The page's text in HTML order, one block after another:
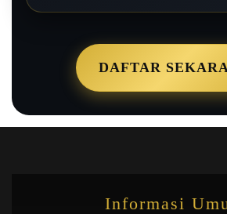
DAFTAR
Informasi